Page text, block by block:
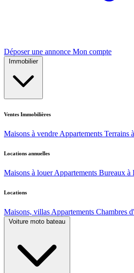
Déposer une annonce Mon compte
Immobilier
Ventes Immobilières
Maisons à vendre Appartements Terrains
Locations annuelles
Maisons à louer Appartements Bureaux à
Locations
Maisons, villas Appartements Chambres
Voiture moto bateau